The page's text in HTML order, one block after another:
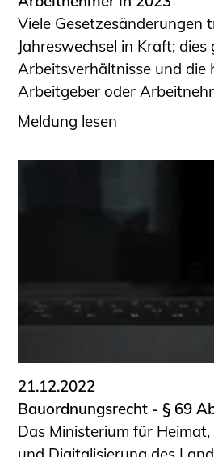
Viele Gesetzesänderungen
Jahreswechsel in Kraft;
Arbeitsverhältnisse und die
Arbeitgeber oder
Meldung lesen
21.12.2022
Bauordnungsrecht - § 69
Das Ministerium für